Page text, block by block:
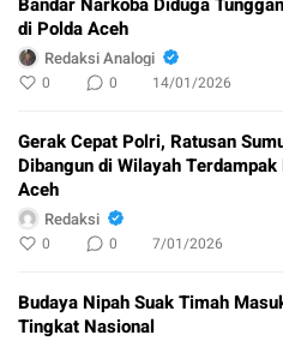
di Polda Aceh
Redaksi Analogi
0 0 14/01/2026
Gerak Cepat Polri, Ratusan
Dibangun di Wilayah
Aceh
Redaksi
0 0 7/01/2026
Budaya Nipah Suak Timah
Tingkat Nasional